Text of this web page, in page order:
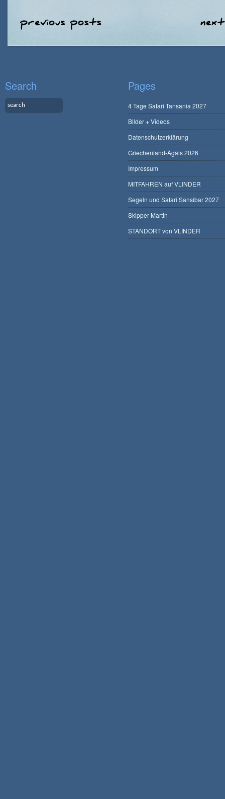
Search Pages
4 Tage Safari Tansania 2027
Bilder + Videos
Datenschutzerklärung
Griechenland-Ägäis 2026
Impressum
MITFAHREN auf VLINDER
Segeln und Safari Sansibar 2027
Skipper Martin
STANDORT von VLINDER